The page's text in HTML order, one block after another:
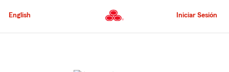
al
principal
English Iniciar Sesión